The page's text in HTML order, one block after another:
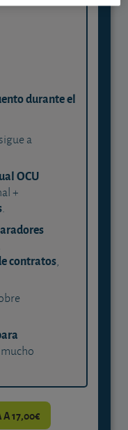
durante el
a
OCU
+
.
contratos,
A 17,00€